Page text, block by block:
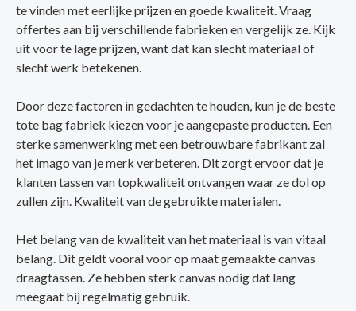
te vinden met eerlijke prijzen en goede kwaliteit. Vraag
offertes aan bij verschillende fabrieken en vergelijk ze. Kijk
uit voor te lage prijzen, want dat kan slecht materiaal of
slecht werk betekenen.
Door deze factoren in gedachten te houden, kun je de beste
tote bag fabriek kiezen voor je aangepaste producten. Een
sterke samenwerking met een betrouwbare fabrikant zal
het imago van je merk verbeteren. Dit zorgt ervoor dat je
klanten tassen van topkwaliteit ontvangen waar ze dol op
zullen zijn. Kwaliteit van de gebruikte materialen.
Het belang van de kwaliteit van het materiaal is van vitaal
belang. Dit geldt vooral voor op maat gemaakte canvas
draagtassen. Ze hebben sterk canvas nodig dat lang
meegaat bij regelmatig gebruik.